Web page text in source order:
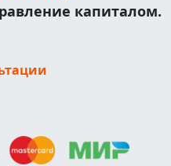
капиталом.